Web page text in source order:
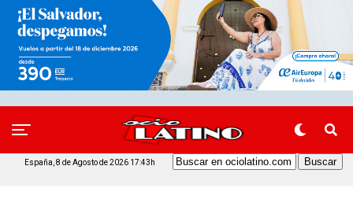
España, 8 de Agosto de 2026 17:43h